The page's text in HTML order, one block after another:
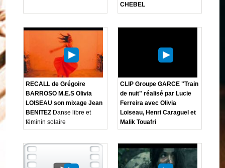
CHEBEL
RECALL de Grégoire
BARROSO M.E.S Olivia
LOISEAU son mixage Jean
BENITEZ Danse libre et
féminin solaire
CLIP Groupe GARCE "Train
de nuit" réalisé par Lucie
Ferreira avec Olivia
Loiseau, Henri Caraguel et
Malik Touafri